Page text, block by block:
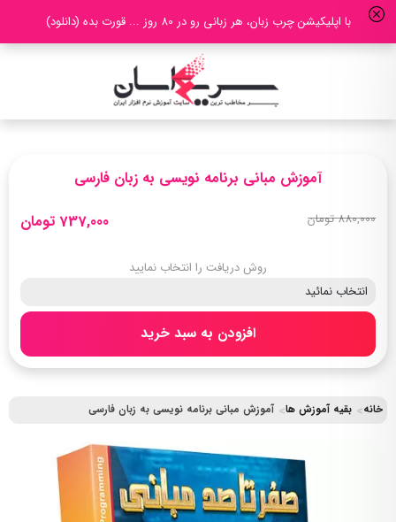
با اپلیکیشن چرب زبان، هر زبانی رو در 80 روز ... قورت بده (دانلود)
خانه بقیه آموزش ها آموزش مبانی برنامه نویسی به زبان فارسی
آموزش مبانی برنامه نویسی به زبان فارسی
880,000 تومان 737,000 تومان
روش دریافت را انتخاب نمایید
افزودن به سبد خرید